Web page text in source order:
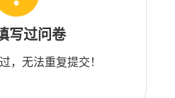
写过问卷
，无法重复提交！